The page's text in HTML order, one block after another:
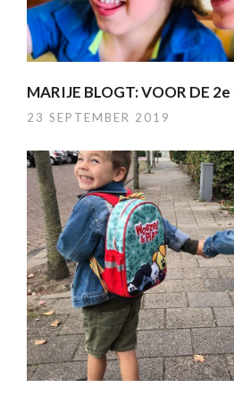
MARIJE BLOGT: VOOR DE 2e
23 SEPTEMBER 2019